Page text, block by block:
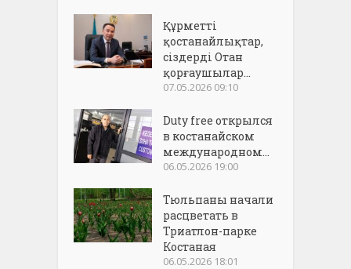
Құрметті
қостанайлықтар,
сіздерді Отан
қорғаушылар...
07.05.2026 09:10
Duty free открылся
в костанайском
международном...
06.05.2026 19:00
Тюльпаны начали
расцветать в
Триатлон-парке
Костаная
06.05.2026 18:01